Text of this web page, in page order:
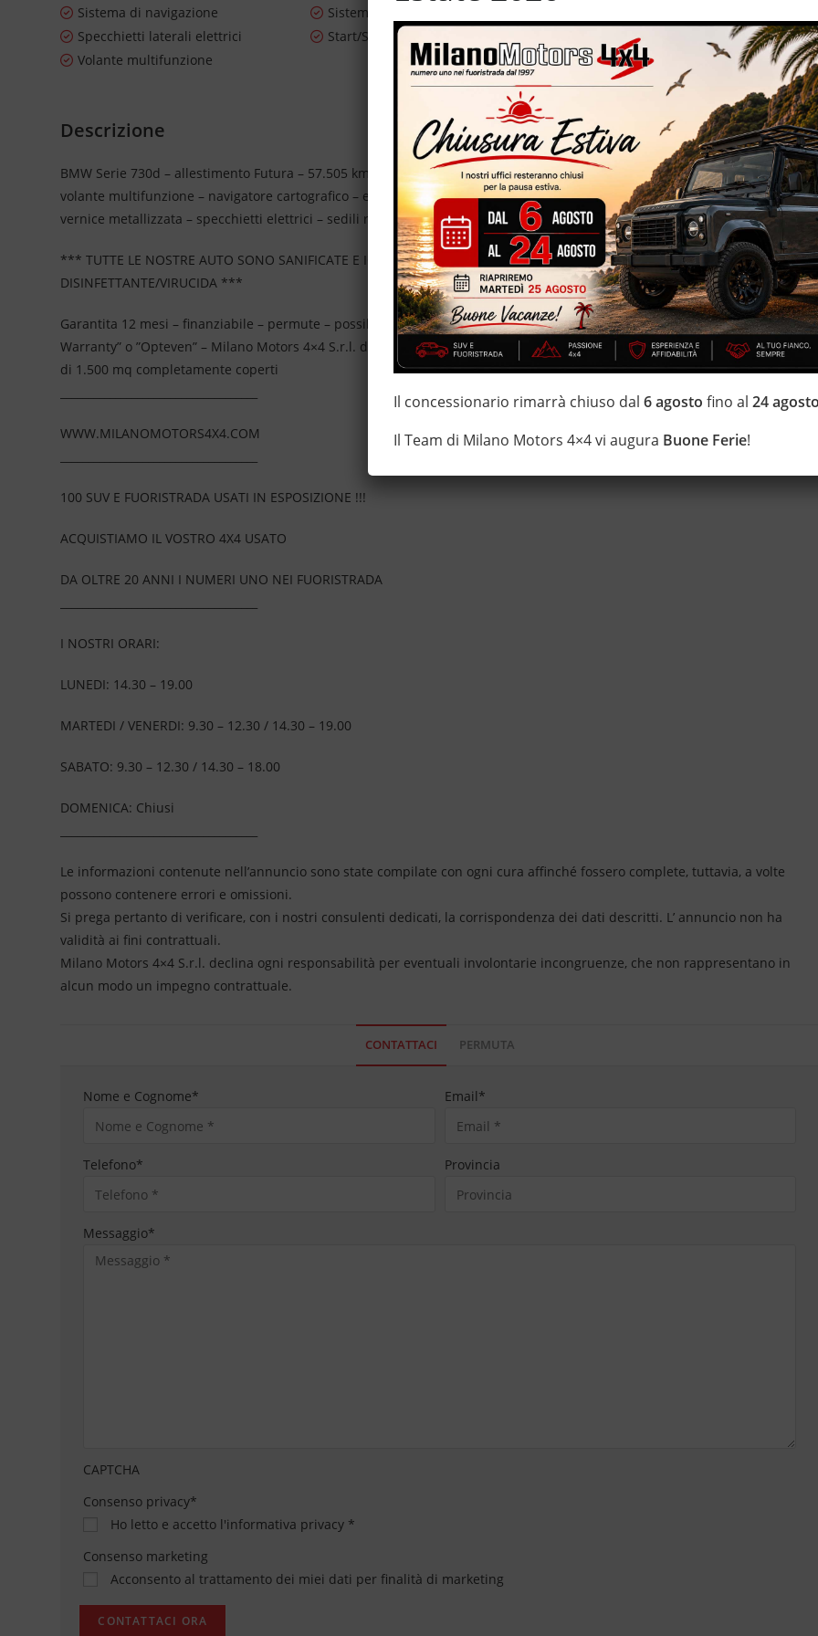
Sistema di navigazione
Sistema di visione notturna
Specchietti laterali elettrici
Start/Stop Automatico
Volante in pelle
Volante multifunzione
Descrizione
BMW Serie 730d – allestimento Futura – 57.505 km certificati e garantiti – cerchi in lega da 20” – cambio automatico –
volante multifunzione – navigatore cartografico – euro 5A con dispositivo antiparticolato (FAP) –
vernice metallizzata – specchietti elettrici – sedili regolabili elettricamente – sensori park
*** TUTTE LE NOSTRE AUTO SONO SANIFICATE E IGIENIZZATE CON TRATTAMENTI DI VAPORE, OZONO E
DISINFETTANTE/VIRUCIDA ***
Garantita 12 mesi – finanziabile – permute – possibilità di estensione della garanzia con i leader del mercato ”Mapfre
Warranty” o ”Opteven” – Milano Motors 4×4 S.r.l. da più di 20 anni Numeri Uno Nei Fuoristrada con un’ esposizione da più
di 1.500 mq completamente coperti
WWW.MILANOMOTORS4X4.COM
100 SUV E FUORISTRADA USATI IN ESPOSIZIONE !!!
ACQUISTIAMO IL VOSTRO 4X4 USATO
DA OLTRE 20 ANNI I NUMERI UNO NEI FUORISTRADA
I NOSTRI ORARI:
LUNEDI: 14.30 – 19.00
MARTEDI / VENERDI: 9.30 – 12.30 / 14.30 – 19.00
SABATO: 9.30 – 12.30 / 14.30 – 18.00
DOMENICA: Chiusi
Le informazioni contenute nell’annuncio sono state compilate con ogni cura affinché fossero complete, tuttavia, a volte
possono contenere errori e omissioni.
Si prega pertanto di verificare, con i nostri consulenti dedicati, la corrispondenza dei dati descritti. L’ annuncio non ha
validità ai fini contrattuali.
Milano Motors 4×4 S.r.l. declina ogni responsabilità per eventuali involontarie incongruenze, che non rappresentano in
alcun modo un impegno contrattuale.
CONTATTACI PERMUTA
Nome e Cognome* Email*
Telefono* Provincia
Messaggio*
CAPTCHA
Consenso privacy*
Ho letto e accetto l'informativa privacy *
Consenso marketing
Acconsento al trattamento dei miei dati per finalità di marketing
Il concessionario rimarrà chiuso dal6 agosto fino al24
Il Team di Milano Motors 4×4 vi augura Buone Ferie!